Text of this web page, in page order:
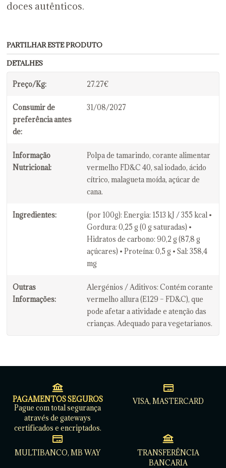
doces autênticos.
PARTILHAR ESTE PRODUTO
DETALHES
Preço/Kg: 27.27€
Consumir de
preferência antes
de:
31/08/2027
Informação
Nutricional:
Polpa de tamarindo, corante alimentar
vermelho FD&C 40, sal iodado, ácido
cítrico, malagueta moída, açúcar de
cana.
Ingredientes:
(por 100g): Energia: 1513 kJ / 355 kcal •
Gordura: 0,25 g (0 g saturadas) •
Hidratos de carbono: 90,2 g (87,8 g
açúcares) • Proteína: 0,5 g • Sal: 358,4
mg
Outras
Informações:
Alergénios / Aditivos: Contém corante
vermelho allura (E129 – FD&C), que
pode afetar a atividade e atenção das
crianças. Adequado para vegetarianos.
PAGAMENTOS SEGUROS
Pague com total segurança
através de gateways
certificados e encriptados.
VISA, MASTERCARD
MULTIBANCO, MB WAY
TRANSFERÊNCIA
BANCARIA